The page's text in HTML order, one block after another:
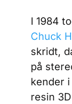
I 1984
Chuck
skridt,
på
kender
resin